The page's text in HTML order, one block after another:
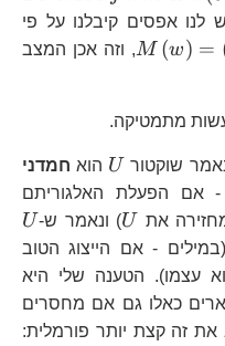
יש לנו אפסים קיבלנו על פי
M (w) =
, וזה אכן המצב
מתמטיקה.
שוקטור U הוא חמדני
- אם הפעלת האלגוריתם
U את U) ונאמר ש-U
(במילים - אם הייצוג הטוב
U
עצמו). הטענה שלי היא
כאלו גם אם מחסרים
את זה קצת יותר פורמלית: